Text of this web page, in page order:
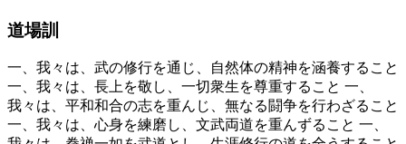
道場訓
一、我々は、武の修行を通じ、自然体の精神を涵養すること
一、我々は、長上を敬し、一切衆生を尊重すること 一、
我々は、平和和合の志を重んじ、無なる闘争を行わざること
一、我々は、心身を練磨し、文武両道を重んずること 一、